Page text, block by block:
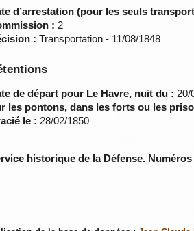
d’arrestation (pour les seuls
: 2
: Transportation - 11/08/1848
de départ pour Le Havre, nuit du : 20/
les pontons, dans les forts ou les
le : 28/02/1850
historique de la Défense.